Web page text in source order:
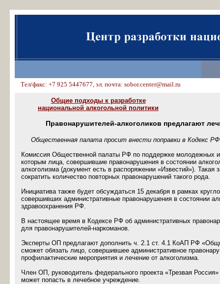
Тел/факс: +7 925 5447677, эл. почта: sobor.center@mail.ru
Общие подходы к разработке
национальной алкогольной политики
Правонарушителей-алкоголиков предлагают
Общественная палата просит внести поправки в Кодекс
Комиссия Общественной палаты РФ по поддержке молодежных
которым лица, совершившие правонарушения в состоянии
алкоголизма (документ есть в распоряжении «Известий»).
сократить количество повторных правонарушений такого рода.
Инициатива также будет обсуждаться 15 декабря в рамках
совершивших административные правонарушения в состоянии
здравоохранения РФ.
В настоящее время в Кодексе РФ об административных
для правонарушителей-наркоманов.
Эксперты ОП предлагают дополнить ч. 2.1 ст. 4.1 КоАП РФ
сможет обязать лицо, совершившее административное
профилактические мероприятия и лечение от алкоголизма.
Член ОП, руководитель федерального проекта «Трезвая
может попасть в лечебное учреждение.